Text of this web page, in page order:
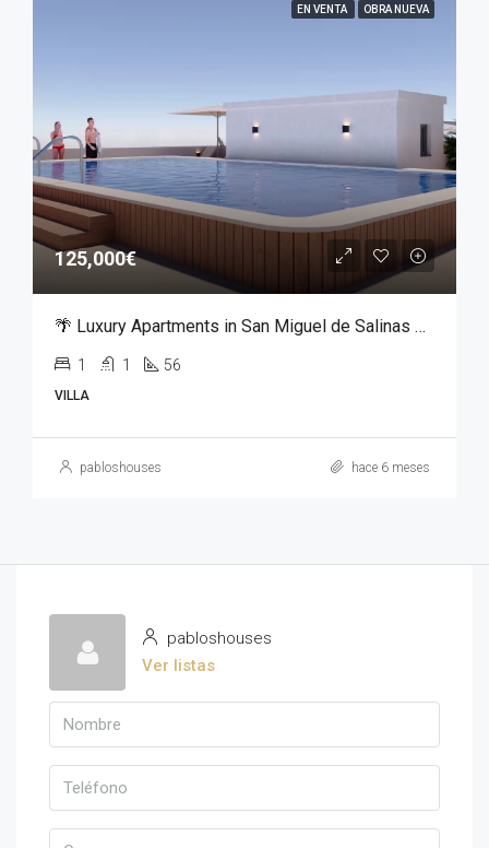
EN VENTA OBRA NUEVA
125,000€
🌴 Luxury Apartments in San Miguel de Salinas – From €125,000
1 1 56
VILLA
pabloshouses hace 6 meses
pabloshouses
Ver listas